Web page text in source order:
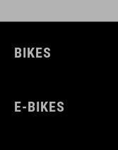
BIKES
E-BIKES